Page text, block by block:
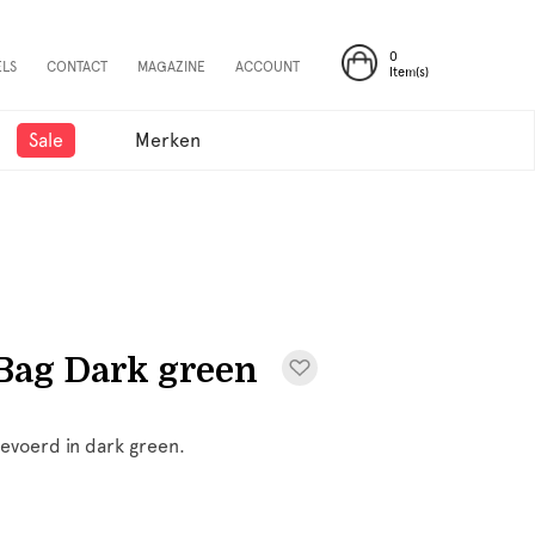
0
Item(s)
CONTACT MAGAZINE ACCOUNT
Sale Merken
Dark green
in dark green.